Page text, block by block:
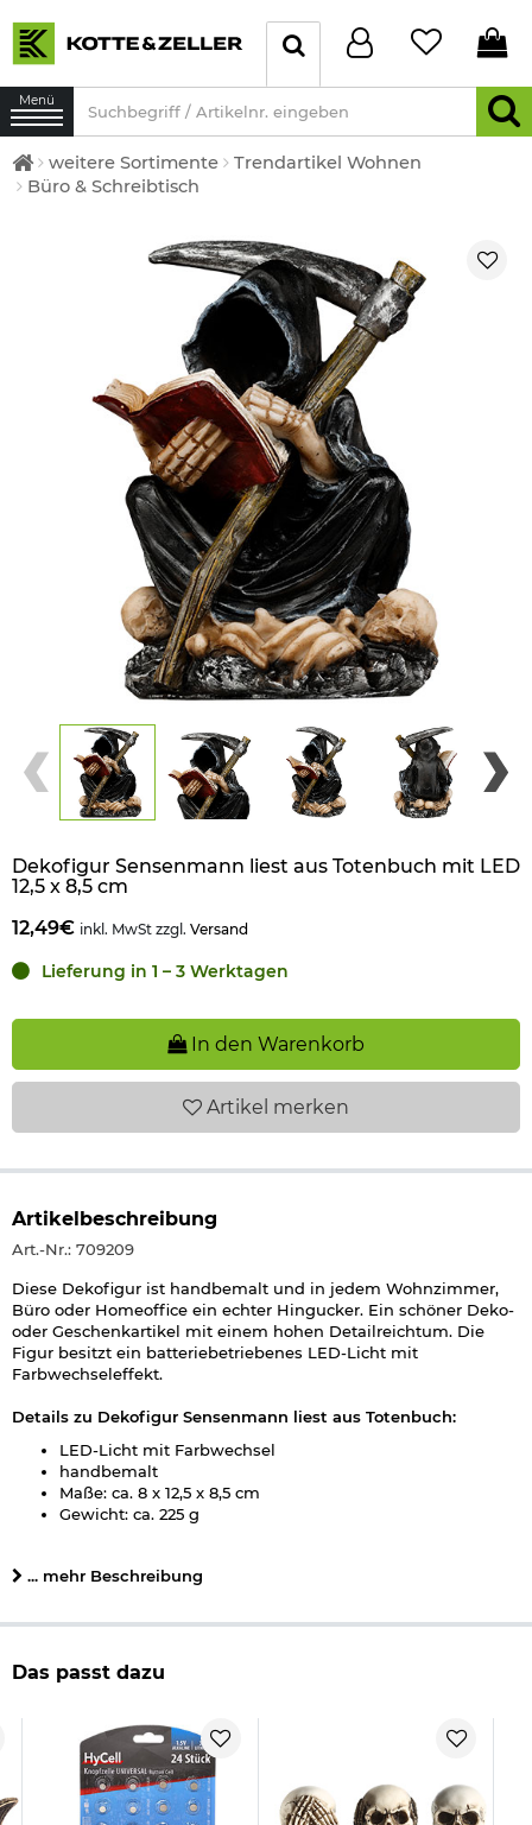
Menü
weitere Sortimente
Trendartikel Wohnen
Büro & Schreibtisch
Dekofigur Sensenmann liest aus Totenbuch mit LED
12,5 x 8,5 cm
12,49€ inkl. MwSt zzgl. Versand
Lieferung in 1 – 3 Werktagen
In den Warenkorb
Artikel merken
Artikelbeschreibung
Art.-Nr.: 709209
Diese Dekofigur ist handbemalt und in jedem Wohnzimmer,
Büro oder Homeoffice ein echter Hingucker. Ein schöner Deko-
oder Geschenkartikel mit einem hohen Detailreichtum. Die
Figur besitzt ein batteriebetriebenes LED-Licht mit
Farbwechseleffekt.
Details zu Dekofigur Sensenmann liest aus Totenbuch:
LED-Licht mit Farbwechsel
handbemalt
Maße: ca. 8 x 12,5 x 8,5 cm
Gewicht: ca. 225 g
Hinweis: Zum Betrieb werden noch 2 x LR44-Batterien
bestellen)
Herstellerinformationen
... mehr Beschreibung
Das passt dazu